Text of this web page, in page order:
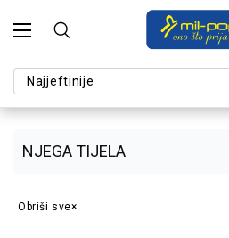
NJEGA TIJELA
Obriši sve